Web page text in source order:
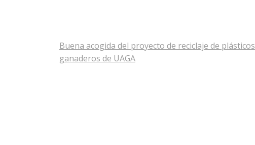
Navegación
de
Buena acogida del proyecto de reciclaje de plásticos
ganaderos de UAGA